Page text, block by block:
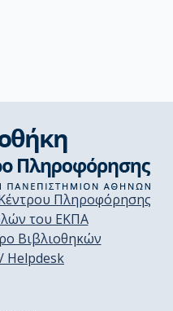
Πληροφόρησης
του ΕΚΠΑ
Βιβλιοθηκών
Helpdesk